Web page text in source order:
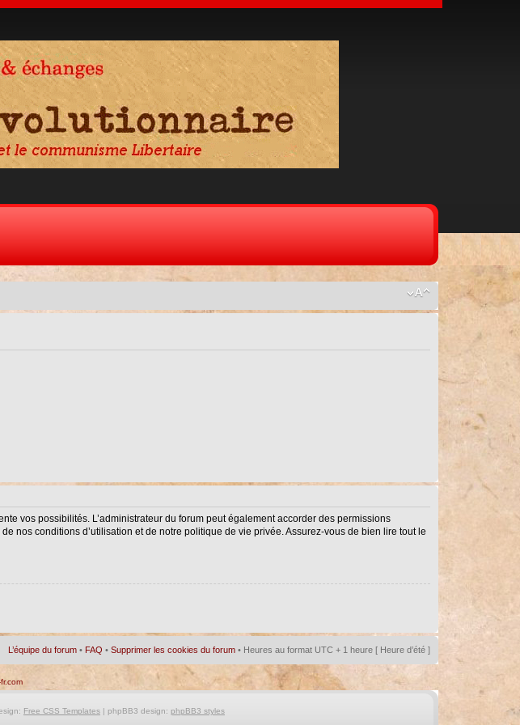
vos possibilités. L’administrateur du forum peut également accorder des permissions
nos conditions d’utilisation et de notre politique de vie privée. Assurez-vous de bien lire tout le
L’équipe du forum • FAQ •Supprimer les cookies du forum • Heures au format UTC + 1 heure [ Heure d’été ]
Free CSS Templates| phpBB3 design: phpBB3 styles